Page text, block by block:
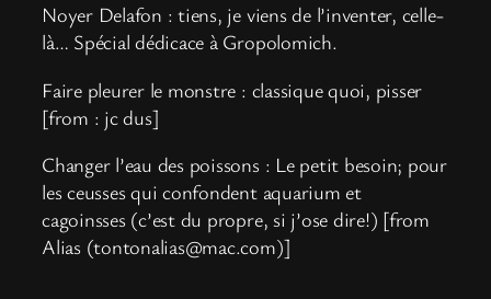
Noyer Delafon : tiens, je viens de l’inventer, celle-
là… Spécial dédicace à Gropolomich.
Faire pleurer le monstre : classique quoi, pisser
[from : jc dus]
Changer l’eau des poissons : Le petit besoin; pour
les ceusses qui confondent aquarium et
cagoinsses (c’est du propre, si j’ose dire!) [from
Alias (tontonalias@mac.com)]